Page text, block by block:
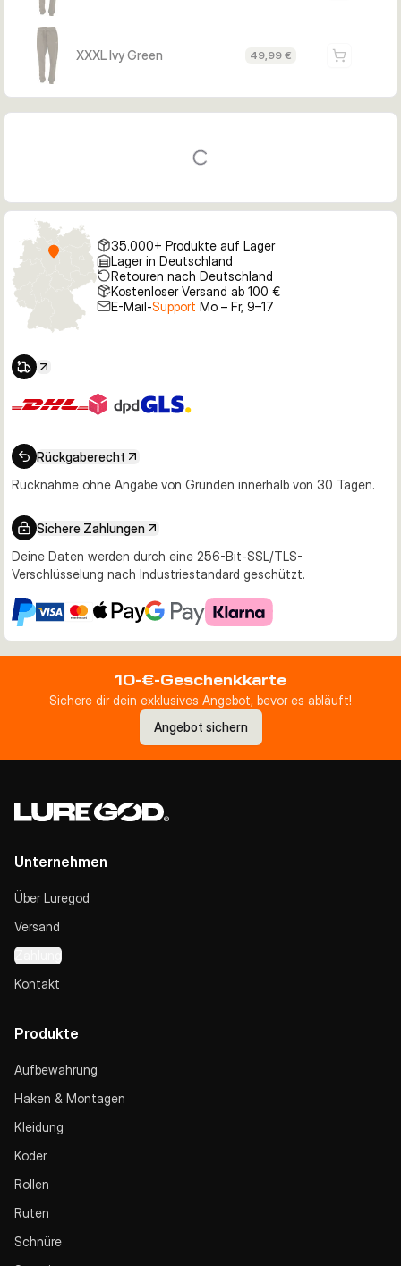
XXXL Ivy Green 49,99 €
35.000+ Produkte auf Lager
Lager in Deutschland
Retouren nach Deutschland
Kostenloser Versand ab 100 €
E-Mail-Support Mo – Fr, 9–17
Rückgaberecht
Rücknahme ohne Angabe von Gründen innerhalb von 30 Tagen.
Sichere Zahlungen
Deine Daten werden durch eine 256-Bit-SSL/TLS-
Verschlüsselung nach Industriestandard geschützt.
10-€-Geschenkkarte
Sichere dir dein exklusives Angebot, bevor es abläuft!
Angebot sichern
Unternehmen
Über Luregod
Versand
Zahlung
Kontakt
Produkte
Aufbewahrung
Haken & Montagen
Kleidung
Köder
Rollen
Ruten
Schnüre